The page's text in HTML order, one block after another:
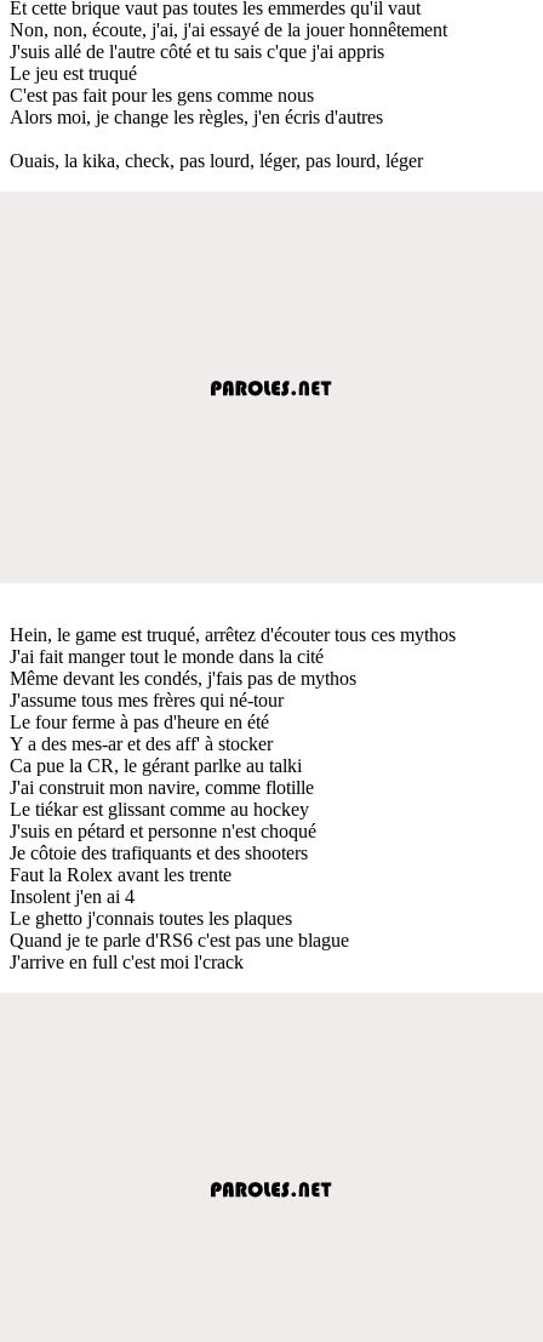
Et cette brique vaut pas toutes les emmerdes qu'il vaut
Non, non, écoute, j'ai, j'ai essayé de la jouer honnêtement
J'suis allé de l'autre côté et tu sais c'que j'ai appris
Le jeu est truqué
C'est pas fait pour les gens comme nous
Alors moi, je change les règles, j'en écris d'autres
Ouais, la kika, check, pas lourd, léger, pas lourd, léger
Hein, le game est truqué, arrêtez d'écouter tous ces mythos
J'ai fait manger tout le monde dans la cité
Même devant les condés, j'fais pas de mythos
J'assume tous mes frères qui né-tour
Le four ferme à pas d'heure en été
Y a des mes-ar et des aff' à stocker
Ca pue la CR, le gérant parlke au talki
J'ai construit mon navire, comme flotille
Le tiékar est glissant comme au hockey
J'suis en pétard et personne n'est choqué
Je côtoie des trafiquants et des shooters
Faut la Rolex avant les trente
Insolent j'en ai 4
Le ghetto j'connais toutes les plaques
Quand je te parle d'RS6 c'est pas une blague
J'arrive en full c'est moi l'crack